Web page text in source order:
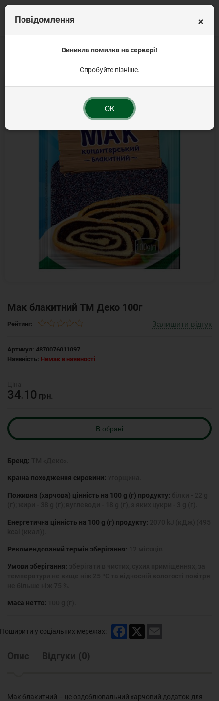
Все для випічки та десертів Мак блакитний ТМ
Мак блакитний ТМ Деко 100г
Рейтинг: Залишити відгук
Артикул: 4870076011097
Наявність: Немає в наявності
34.10 грн.
В обрані
Бренд:
Країна походження сировини:
Поживна (харчова) цінність на 100 g (г) продукту:
Енергетична цінність на 100 g (г) продукту:
Рекомендований термін зберігання:
Умови зберігання:
Маса нетто:
Поширити у соціальних мережах: Facebook
Опис Відгуки (0)
Мак блакитний – це оздоблювальний харчовий додаток для
×
Повідомлення
Виникла помилка на сервері!
Спробуйте пізніше.
OK